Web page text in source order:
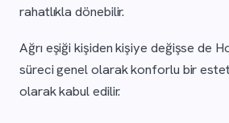
rahatlıkla dönebilir.
Ağrı eşiği kişiden kişiye değişse de
süreci genel olarak konforlu bir
olarak kabul edilir.